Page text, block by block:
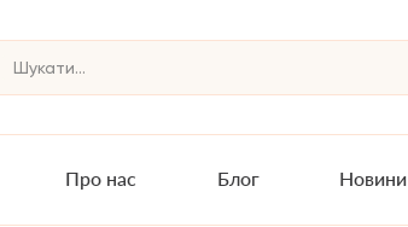
Про нас Блог Новини